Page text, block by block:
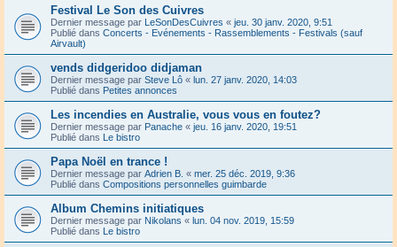
Festival Le Son des Cuivres
Dernier message par LeSonDesCuivres « jeu. 30 janv. 2020, 9:51
Publié dans Concerts - Evénements - Rassemblements - Festivals (sauf
Airvault)
vends didgeridoo didjaman
Dernier message par Steve Lô « lun. 27 janv. 2020, 14:03
Publié dans Petites annonces
Les incendies en Australie, vous vous en foutez?
Dernier message par Panache « jeu. 16 janv. 2020, 19:51
Publié dans Le bistro
Papa Noël en trance !
Dernier message par Adrien B. « mer. 25 déc. 2019, 9:36
Publié dans Compositions personnelles guimbarde
Album Chemins initiatiques
Dernier message par Nikolans « lun. 04 nov. 2019, 15:59
Publié dans Le bistro